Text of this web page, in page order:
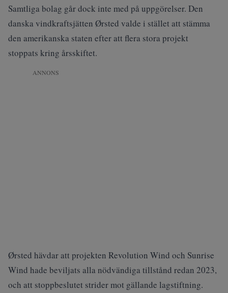
Samtliga bolag går dock inte med på uppgörelser. Den
danska vindkraftsjätten Ørsted valde i stället att stämma
den amerikanska staten efter att flera stora projekt
stoppats kring årsskiftet.
ANNONS
Ørsted hävdar att projekten Revolution Wind och Sunrise
Wind hade beviljats alla nödvändiga tillstånd redan 2023,
och att stoppbeslutet strider mot gällande lagstiftning.